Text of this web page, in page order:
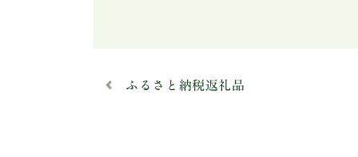
ふるさと納税返礼品